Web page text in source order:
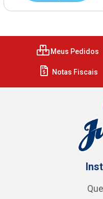
Meus Pedidos
Notas Fiscais